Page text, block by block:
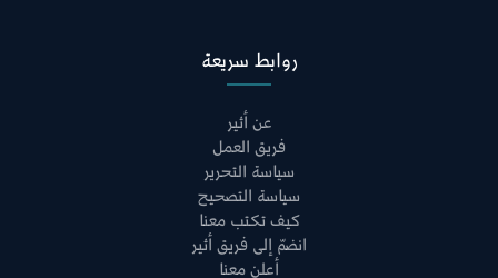
روابط سريعة
عن أثير
فريق العمل
سياسة التحرير
سياسة التصحيح
كيف تكتب معنا
انضمّ إلى فريق أثير
أعلن معنا